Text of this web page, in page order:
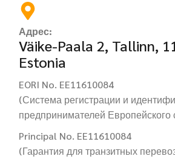
Адрес:
Väike-Paala 2, Tallinn,
Estonia
EORI No. EE11610084
(Система регистрации и
предпринимателей Европейского
Principal No. EE11610084
(Гарантия для транзитных